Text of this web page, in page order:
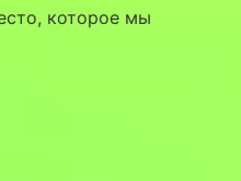
которое мы